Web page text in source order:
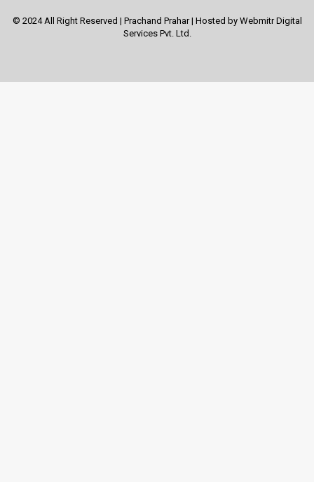
© 2024 All Right Reserved | Prachand Prahar | Hosted by Webmitr Digital
Services Pvt. Ltd.